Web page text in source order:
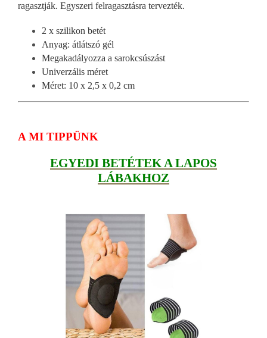
ragasztják. Egyszeri felragasztásra tervezték.
2 x szilikon betét
Anyag: átlátszó gél
Megakadályozza a sarokcsúszást
Univerzális méret
Méret: 10 x 2,5 x 0,2 cm
A MI TIPPÜNK
EGYEDI BETÉTEK A LAPOS
LÁBAKHOZ